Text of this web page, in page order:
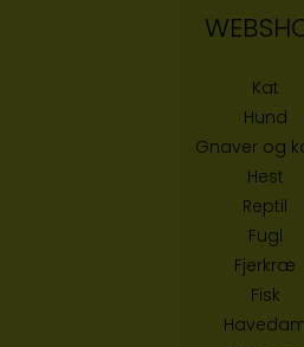
Kat
Hund
Gnaver og
Hest
Reptil
Fugl
Fjerkræ
Fisk